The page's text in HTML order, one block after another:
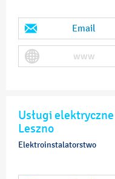
Email
www
Usługi
Leszno
Elektroinstalatorstwo